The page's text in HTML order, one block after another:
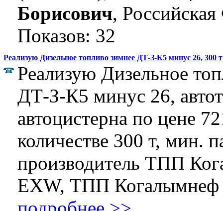
Борисович,
Показов: 32
Реализую Дизельное топливо зимнее ДТ-З-К5 минус 26, 300 т
Реализую Дизельное
ДТ-З-К5 минус 26,
автоцистерна по цене
количестве 300 т, мин.
производитель ТПП
EXW, ТПП Когалымнеф